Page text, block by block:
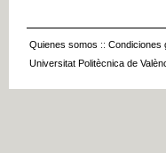
Quienes somos :: Condiciones
Universitat Politècnica de